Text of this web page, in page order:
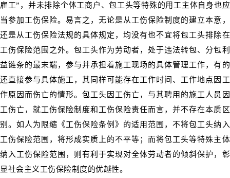
雇工”，并未排除个体工商户、包工头等特殊的用工主体自身也应
当参加工伤保险。易言之，无论是从工伤保险制度的建立本意，
还是从工伤保险法规的具体规定，均没有也不宜将包工头排除在
工伤保险范围之外。包工头作为劳动者，处于违法转包、分包利
益链条的最末端，参与并承担着施工现场的具体管理工作，有的
还直接参与具体施工，其同样可能存在工作时间、工作地点因工
作原因而伤亡的情形。包工头因工伤亡，与其聘用的施工人员因
工伤亡，就工伤保险制度和工伤保险责任而言，并不存在本质区
别。如人为限缩《工伤保险条例》的适用范围，不将包工头纳入
工伤保险范围，将形成实质上的不平等；而将包工头等特殊主体
纳入工伤保险范围，则有利于实现对全体劳动者的倾斜保护，彰
显社会主义工伤保险制度的优越性。